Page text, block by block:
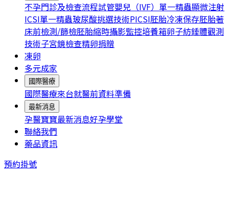
不孕門診及檢查流程試管嬰兒（IVF） 單一精蟲顯微注射
ICSI單一精蟲玻尿酸挑選技術PICSI胚胎冷凍保存胚胎著
床前檢測/篩檢胚胎縮時攝影監控培養箱卵子紡錘體觀測
技術子宮鏡檢查精卵捐贈
凍卵
多元成家
國際醫療
國際醫療來台就醫前資料準備
最新消息
孕醫寶寶最新消息好孕學堂
聯絡我們
藥品資訊
預約掛號